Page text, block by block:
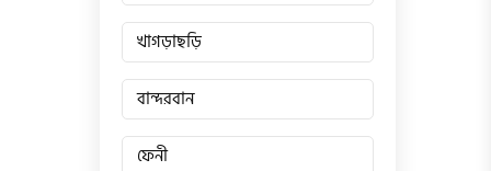
খাগড়াছড়ি
বান্দরবান
ফেনী